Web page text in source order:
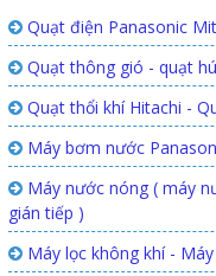
Quạt điện Panasonic
Quạt thông gió - quạt
Quạt thổi khí Hitachi -
Máy bơm nước
Máy nước nóng ( máy
gián tiếp )
Máy lọc không khí -